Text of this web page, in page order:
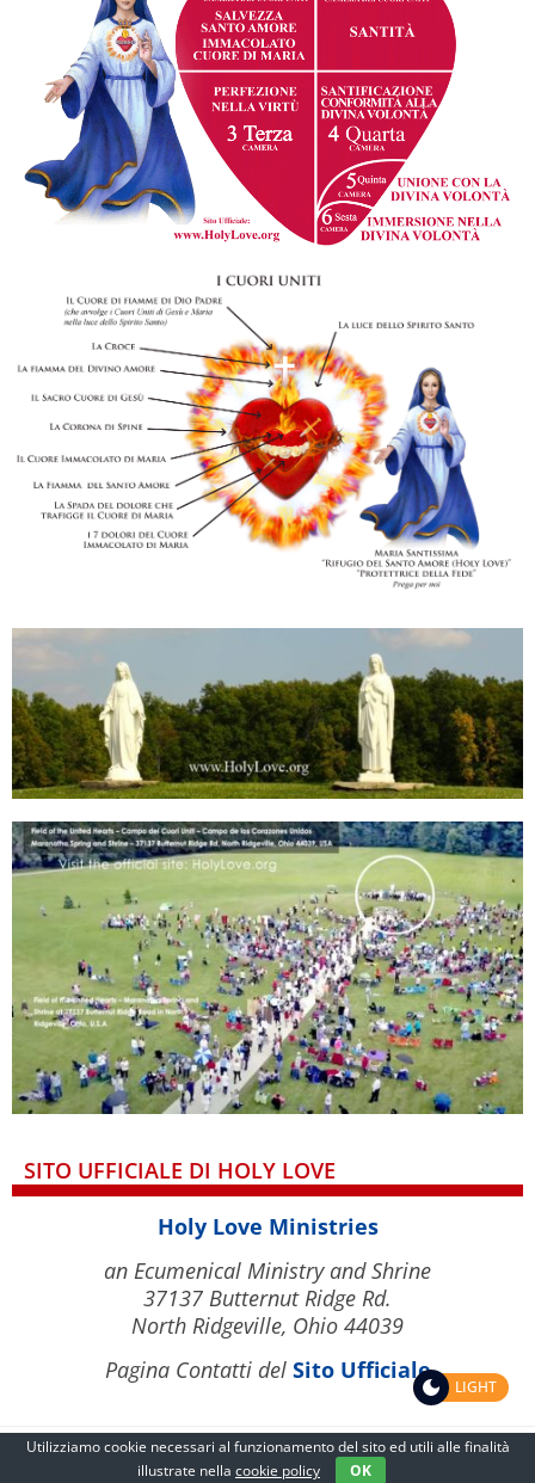
SITO UFFICIALE DI HOLY LOVE
Holy Love Ministries
an Ecumenical Ministry and Shrine
37137 Butternut Ridge Rd.
North Ridgeville, Ohio 44039
Pagina Contatti del Sito Ufficiale
Utilizziamo cookie necessari al funzionamento del sito ed utili alle finalità
illustrate nella cookie policy OK
LIGHT